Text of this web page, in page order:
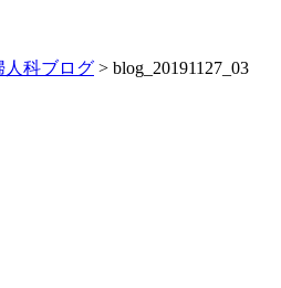
人科ブログ > blog_20191127_03